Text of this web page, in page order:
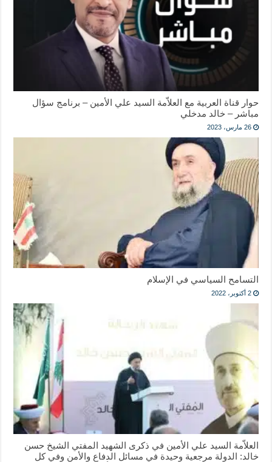
حوار قناة العربية مع العلاّمة السيد علي الأمين – برنامج سؤال
مباشر – خالد مدخلي
26 مارس، 2023
التسامح السياسي في الإسلام
2 أكتوبر، 2022
العلاّمة السيد علي الأمين في ذكرى الشهيد المفتي الشيخ حسن
خالد: الدولة مرجعية وحيدة في مسائل الدفاع والأمن وفي كل